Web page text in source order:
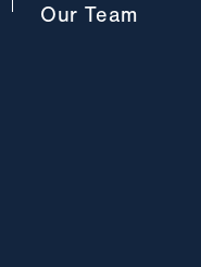
Our Team